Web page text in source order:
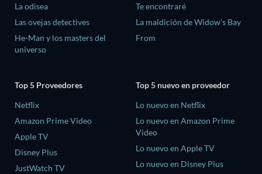
La odisea
Las ovejas detectives
He-Man y los masters del
universo
Te encontraré
La maldición de Widow's Bay
From
Top 5 Proveedores
Netflix
Amazon Prime Video
Apple TV
Disney Plus
JustWatch TV
Top 5 nuevo en proveedor
Lo nuevo en Netflix
Lo nuevo en Amazon Prime
Video
Lo nuevo en Apple TV
Lo nuevo en Disney Plus